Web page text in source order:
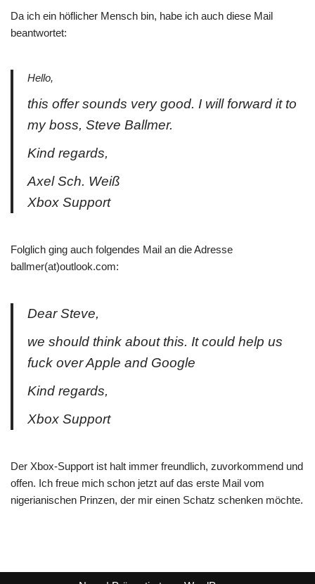
Da ich ein höflicher Mensch bin, habe ich auch diese Mail
beantwortet:
Hello,
this offer sounds very good. I will forward it to
my boss, Steve Ballmer.
Kind regards,
Axel Sch. Weiß
Xbox Support
Folglich ging auch folgendes Mail an die Adresse
ballmer(at)outlook.com:
Dear Steve,
we should think about this. It could help us
fuck over Apple and Google
Kind regards,
Xbox Support
Der Xbox-Support ist halt immer freundlich, zuvorkommend und
offen. Ich freue mich schon jetzt auf das erste Mail vom
nigerianischen Prinzen, der mir einen Schatz schenken möchte.